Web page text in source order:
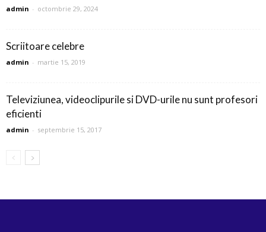
admin - octombrie 29, 2024
Scriitoare celebre
admin - martie 15, 2019
Televiziunea, videoclipurile si DVD-urile nu sunt profesori
eficienti
admin - septembrie 15, 2017